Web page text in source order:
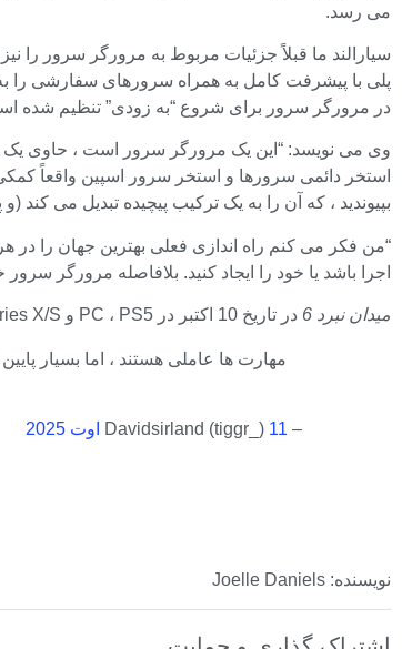
می رسد.
سیارالند ما قبلاً جزئیات مربوط به مرورگر سرور را
پلی با پیشرفت کامل به همراه سرورهای سفارشی را
در مرورگر سرور برای شروع “به زودی” تنظیم شده
وی می نویسد: “این یک مرورگر سرور است ، حاوی یک
استخر دائمی سرورها و استخر سرور اسپین واقعاً
بپیوندید ، که آن را به یک ترکیب پیچیده تبدیل می
“من فکر می کنم راه اندازی فعلی بهترین جهان را در
اجرا باشد یا خود را ایجاد کنید. بلافاصله مرورگر سرور
میدان نبرد 6 در تاریخ 10 اکتبر در PC ، PS5 و Xbox Series X/S منتشر می شود. این بازی از 14 اوت یک بتا باز دریافت می کند. دریابید که تاکنون در مورد بازی فکر کرده اید.
مهارت ها عاملی هستند ، اما بسیار
– Davidsirland (tiggr_) 11 اوت 2025
نویسنده: Joelle Daniels